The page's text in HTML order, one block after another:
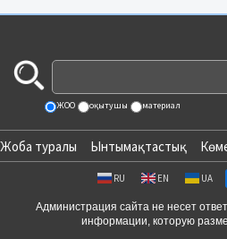
ЖОО оқытушы материал
Жоба туралы Ынтымақтастық
RU EN UA
Администрация сайта не несет
информации, которую